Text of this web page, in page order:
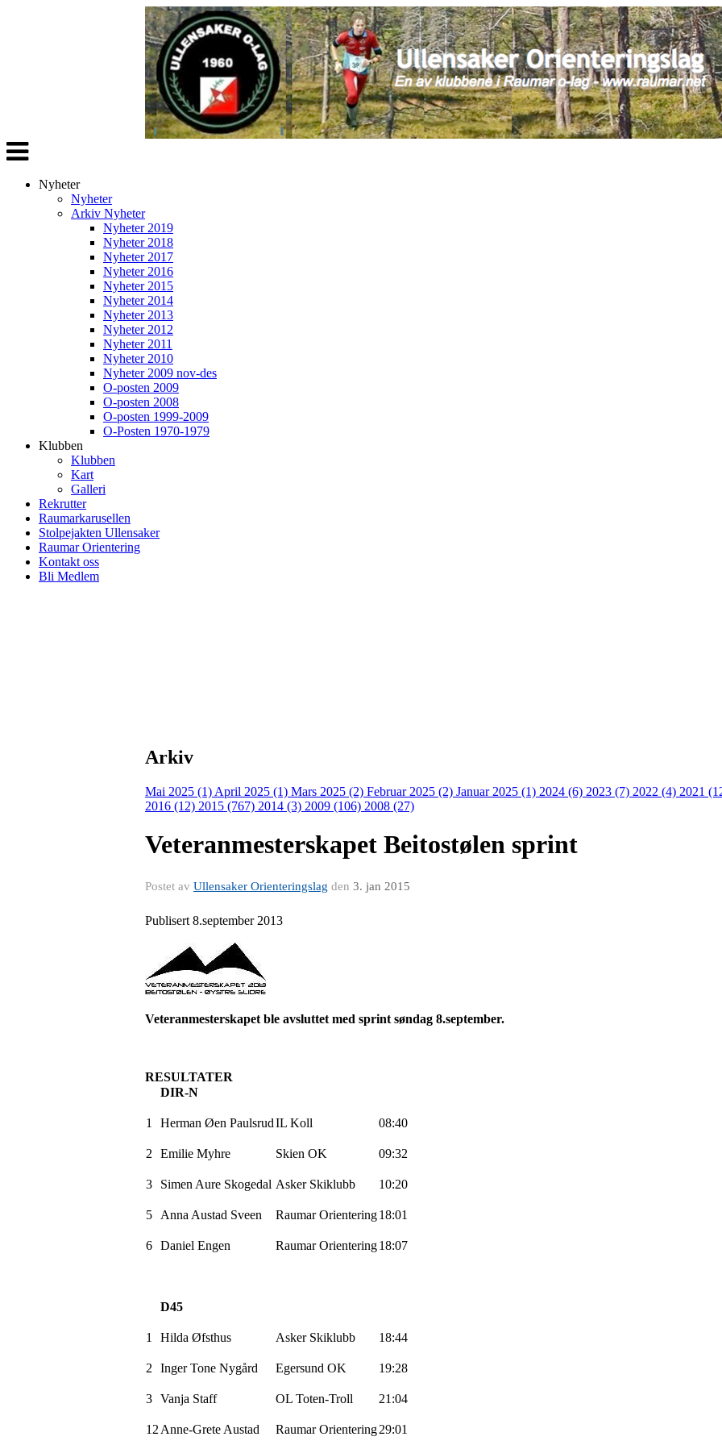
Veksle
navigasjon
Nyheter
Nyheter
Arkiv Nyheter
Nyheter 2019
Nyheter 2018
Nyheter 2017
Nyheter 2016
Nyheter 2015
Nyheter 2014
Nyheter 2013
Nyheter 2012
Nyheter 2011
Nyheter 2010
Nyheter 2009 nov-des
O-posten 2009
O-posten 2008
O-posten 1999-2009
O-Posten 1970-1979
Klubben
Klubben
Kart
Galleri
Rekrutter
Raumarkarusellen
Stolpejakten Ullensaker
Raumar Orientering
Kontakt oss
Bli Medlem
Arkiv
Mai 2025 (1) April 2025 (1) Mars 2025 (2) Februar 2025 (2) Januar 2025 (1) 2024 (6) 2023 (7) 2022 (4) 2021
2016 (12) 2015 (767) 2014 (3) 2009 (106) 2008 (27)
Veteranmesterskapet Beitostølen sprint
Postet av Ullensaker Orienteringslag den 3. jan 2015
Publisert 8.september 2013
Veteranmesterskapet ble avsluttet med sprint søndag 8.september.
RESULTATER
DIR-N
1 Herman Øen PaulsrudIL Koll 08:40
2 Emilie Myhre Skien OK 09:32
3 Simen Aure Skogedal Asker Skiklubb 10:20
5 Anna Austad Sveen RaumarOrientering18:01
6 Daniel Engen RaumarOrientering18:07
D45
1 Hilda Øfsthus Asker Skiklubb 18:44
2 Inger Tone Nygård Egersund OK 19:28
3 Vanja Staff OL Toten-Troll 21:04
12 Anne-Grete Austad RaumarOrientering29:01